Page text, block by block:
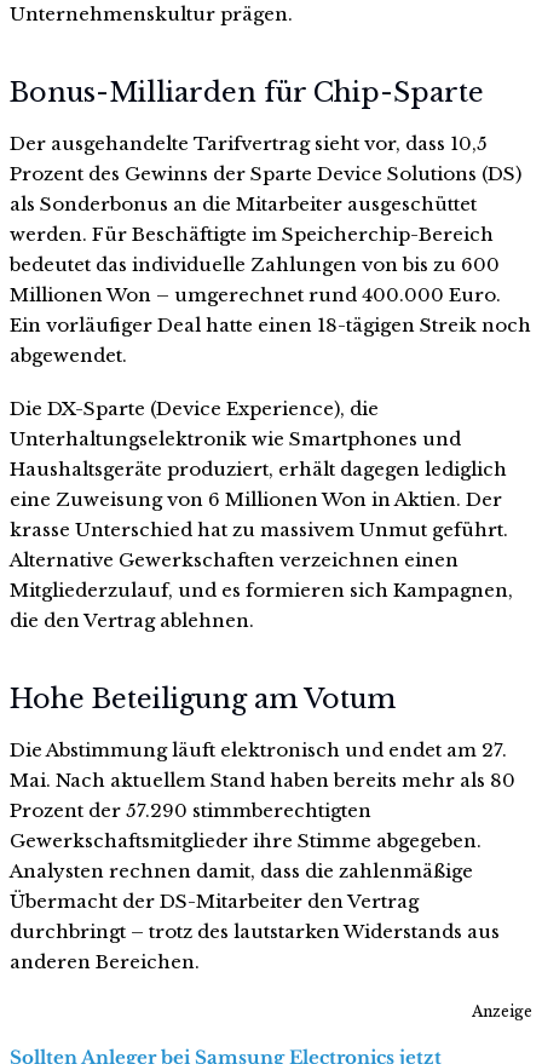
Unternehmenskultur prägen.
Bonus-Milliarden für Chip-Sparte
Der ausgehandelte Tarifvertrag sieht vor, dass 10,5
Prozent des Gewinns der Sparte Device Solutions (DS)
als Sonderbonus an die Mitarbeiter ausgeschüttet
werden. Für Beschäftigte im Speicherchip-Bereich
bedeutet das individuelle Zahlungen von bis zu 600
Millionen Won – umgerechnet rund 400.000 Euro.
Ein vorläufiger Deal hatte einen 18-tägigen Streik noch
abgewendet.
Die DX-Sparte (Device Experience), die
Unterhaltungselektronik wie Smartphones und
Haushaltsgeräte produziert, erhält dagegen lediglich
eine Zuweisung von 6 Millionen Won in Aktien. Der
krasse Unterschied hat zu massivem Unmut geführt.
Alternative Gewerkschaften verzeichnen einen
Mitgliederzulauf, und es formieren sich Kampagnen,
die den Vertrag ablehnen.
Hohe Beteiligung am Votum
Die Abstimmung läuft elektronisch und endet am 27.
Mai. Nach aktuellem Stand haben bereits mehr als 80
Prozent der 57.290 stimmberechtigten
Gewerkschaftsmitglieder ihre Stimme abgegeben.
Analysten rechnen damit, dass die zahlenmäßige
Übermacht der DS-Mitarbeiter den Vertrag
durchbringt – trotz des lautstarken Widerstands aus
anderen Bereichen.
Anzeige
Sollten Anleger bei Samsung Electronics jetzt